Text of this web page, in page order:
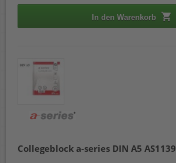
In den Warenkorb
Collegeblock a-series DIN A5 AS1139